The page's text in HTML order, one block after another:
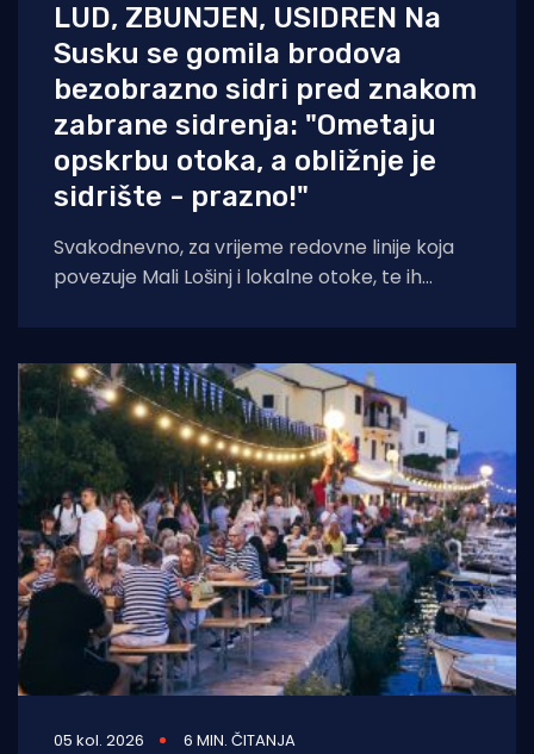
LUD, ZBUNJEN, USIDREN Na
Susku se gomila brodova
bezobrazno sidri pred znakom
zabrane sidrenja: "Ometaju
opskrbu otoka, a obližnje je
sidrište - prazno!"
Svakodnevno, za vrijeme redovne linije koja
povezuje Mali Lošinj i lokalne otoke, te ih
05 kol. 2026 6 MIN. ČITANJA